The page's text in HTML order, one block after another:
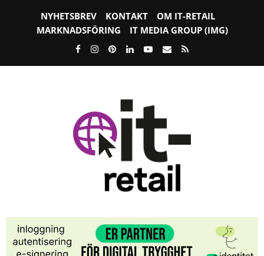
NYHETSBREV KONTAKT
OM IT-RETAIL
MARKNADSFÖRING
IT MEDIA GROUP (IMG)